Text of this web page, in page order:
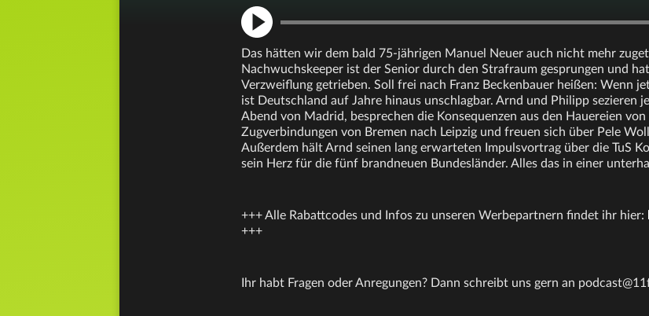
Das hätten wir dem bald 75-jährigen Manuel Neuer auch nicht mehr
Nachwuchskeeper ist der Senior durch den Strafraum gesprungen und
Verzweiflung getrieben. Soll frei nach Franz Beckenbauer heißen: Wenn
ist Deutschland auf Jahre hinaus unschlagbar. Arnd und Philipp sezieren
Abend von Madrid, besprechen die Konsequenzen aus den Hauereien
Zugverbindungen von Bremen nach Leipzig und freuen sich über Pele
Außerdem hält Arnd seinen lang erwarteten Impulsvortrag über die TuS
sein Herz für die fünf brandneuen Bundesländer. Alles das in einer
+++ Alle Rabattcodes und Infos zu unseren Werbepartnern findet ihr hier:
+++
Ihr habt Fragen oder Anregungen? Dann schreibt uns gern an